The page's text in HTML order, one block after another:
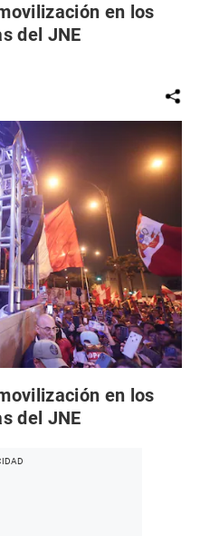
en los
del JNE
en los
del JNE